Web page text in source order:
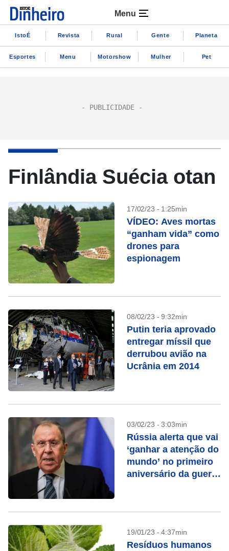
Menu
IstoÉ Revista Rural Gente Planeta
Esportes Menu Motorshow Mulher Pet
Finlândia Suécia otan
17/02/23 - 1:25min
VÍDEO: Aves mortas
“ganham vida” como
drones para
espionagem
08/02/23 - 9:32min
Putin teria aprovado
entregar míssil que
derrubou avião na
Ucrânia em 2014
03/02/23 - 3:03min
Rússia alerta que vai
‘ganhar a atenção do
mundo’ no primeiro
aniversário da guerra
19/01/23 - 4:37min
Resíduos humanos